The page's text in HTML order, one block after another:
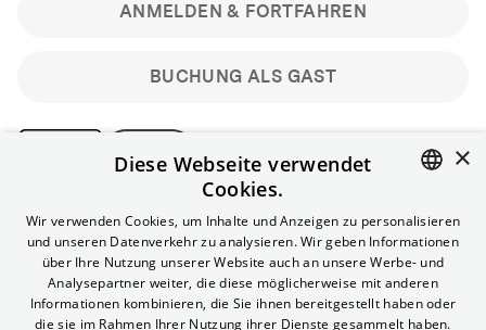
BUCHUNG ALS GAST
ANMELDEN & FORTFAHREN
Bitte beachte: Gastbuchungen sind nicht stornierbar.
Registriere dich kostenlos für bis zu 90 min vor Filmbeginn
stornierbare Tickets für reguläre Vorstellungen.
Unlimited-Mitglied? Melde dich an, um deine Benefits
nutzen zu können.
ENGLISH
×
Diese Webseite verwendet
Cookies.
Wir verwenden Cookies, um Inhalte und Anzeigen zu personalisieren
und unseren Datenverkehr zu analysieren. Wir geben Informationen
über Ihre Nutzung unserer Website auch an unsere Werbe- und
Analysepartner weiter, die diese möglicherweise mit anderen
Informationen kombinieren, die Sie ihnen bereitgestellt haben oder
die sie im Rahmen Ihrer Nutzung ihrer Dienste gesammelt haben.